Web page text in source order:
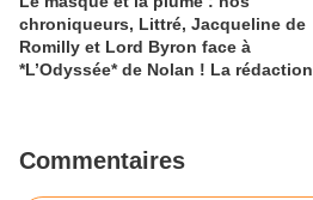
chroniqueurs, Littré, Jacqueline de
Romilly et Lord Byron face à
*L’Odyssée* de Nolan ! La rédaction
Commentaires